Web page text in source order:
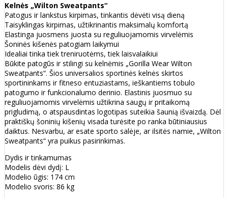
Kelnės „Wilton Sweatpants“
Patogus ir lankstus kirpimas, tinkantis dėvėti visą dieną
Taisyklingas kirpimas, užtikrinantis maksimalų komfortą
Elastinga juosmens juosta su reguliuojamomis virvelėmis
Šoninės kišenės patogiam laikymui
Idealiai tinka tiek treniruotėms, tiek laisvalaikiui
Būkite patogūs ir stilingi su kelnėmis „Gorilla Wear Wilton
Sweatpants“. Šios universalios sportinės kelnės skirtos
sportininkams ir fitneso entuziastams, ieškantiems tobulo
patogumo ir funkcionalumo derinio. Elastinis juosmuo su
reguliuojamomis virvelėmis užtikrina saugų ir pritaikomą
prigludimą, o atspausdintas logotipas suteikia šaunią išvaizdą. Dėl
praktiškų šoninių kišenių visada turėsite po ranka būtiniausius
daiktus. Nesvarbu, ar esate sporto salėje, ar ilsitės namie, „Wilton
Sweatpants“ yra puikus pasirinkimas.
Dydis ir tinkamumas
Modelis dėvi dydį: L
Modelio ūgis: 174 cm
Modelio svoris: 86 kg